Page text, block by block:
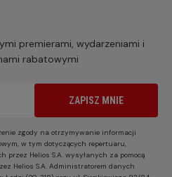
premierami, wydarzeniami i
rabatowymi
ZAPISZ MNIE
zgody na otrzymywanie informacji
w tym dotyczących repertuaru,
przez Helios S.A. wysyłanych za pomocą
Helios S.A. Administratorem danych